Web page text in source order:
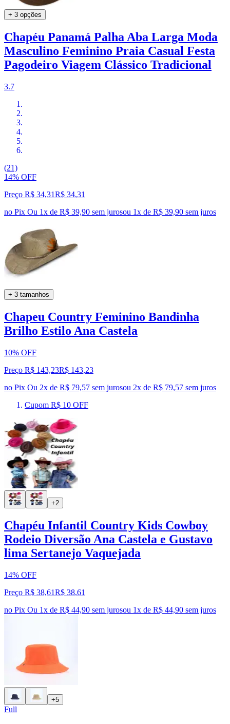
+ 3 opções
Chapéu Panamá Palha Aba Larga Moda
Masculino Feminino Praia Casual Festa
Pagodeiro Viagem Clássico Tradicional
3.7
(21)
14% OFF
Preço R$ 34,31R$ 34,31
no Pix Ou 1x de R$ 39,90 sem jurosou 1x de R$ 39,90 sem juros
+ 3 tamanhos
Chapeu Country Feminino Bandinha
Brilho Estilo Ana Castela
10% OFF
Preço R$ 143,23R$ 143,23
no Pix Ou 2x de R$ 79,57 sem jurosou 2x de R$ 79,57 sem juros
Cupom R$ 10 OFF
+2
Chapéu Infantil Country Kids Cowboy
Rodeio Diversão Ana Castela e Gustavo
lima Sertanejo Vaquejada
14% OFF
Preço R$ 38,61R$ 38,61
no Pix Ou 1x de R$ 44,90 sem jurosou 1x de R$ 44,90 sem juros
+5
Full